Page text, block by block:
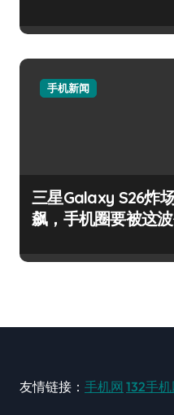
手机新闻
三星Galaxy S26炸
飙，手机圈要被这
友情链接： 手机网 132手